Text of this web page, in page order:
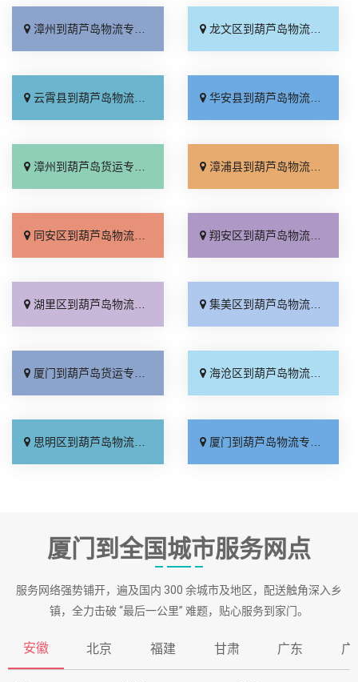
漳州到葫芦岛物流专线_送货到门「限时必达」 龙文区到葫芦岛物流专线_保证时效「运价查询」
云霄县到葫芦岛物流专线_运保时效「专线直达」 华安县到葫芦岛物流专线_定点发车「快运直达」
漳州到葫芦岛货运专线-漳州到葫芦岛物流公司_全境派送「门到门配送」 漳浦县到葫芦岛物流专线_计费标准「直达往返」
同安区到葫芦岛物流专线_怎么收费「实时跟踪 」 翔安区到葫芦岛物流专线_整车配货「专业可靠」
湖里区到葫芦岛物流专线_定点发车「专业可靠」 集美区到葫芦岛物流专线_托运放心「多少一吨」
厦门到葫芦岛货运专线-厦门到葫芦岛物流公司_不随意加价「专线直达」 海沧区到葫芦岛物流专线_每日发车「全程无虑」
思明区到葫芦岛物流专线_全境配送「专线快运」 厦门到葫芦岛物流专线_高速快运「价格实惠」
厦门到全国城市服务网点
服务网络强势铺开，遍及国内 300 余城市及地区，配送触角深入乡
镇，全力击破 “最后一公里” 难题，贴心服务到家门。
安徽 北京 福建 甘肃 广东 广